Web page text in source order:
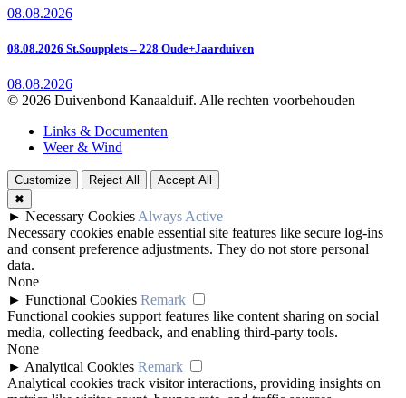
08.08.2026
08.08.2026 St.Soupplets – 228 Oude+Jaarduiven
08.08.2026
© 2026 Duivenbond Kanaalduif. Alle rechten voorbehouden
Links & Documenten
Weer & Wind
Customize Reject All
Accept All
✖
► Necessary Cookies Always Active
Necessary cookies enable essential site features like secure log-ins
and consent preference adjustments. They do not store personal
data.
None
► Functional Cookies Remark
Functional cookies support features like content sharing on social
media, collecting feedback, and enabling third-party tools.
None
► Analytical Cookies Remark
Analytical cookies track visitor interactions, providing insights on